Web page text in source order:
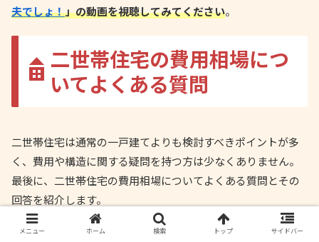
夫でしょ！」の動画を視聴してみてください。
二世帯住宅の費用相場につ
いてよくある質問
二世帯住宅は通常の一戸建てよりも検討すべきポイントが多
く、費用や構造に関する疑問を持つ方は少なくありません。
最後に、二世帯住宅の費用相場についてよくある質問とその
回答を紹介します。
メニュー ホーム 検索 トップ サイドバー